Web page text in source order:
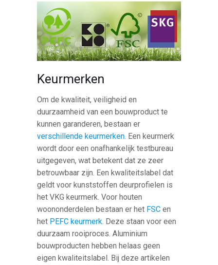
Keurmerken
Om de kwaliteit, veiligheid en
duurzaamheid van een bouwproduct te
kunnen garanderen, bestaan er
verschillende keurmerken. Een keurmerk
wordt door een onafhankelijk testbureau
uitgegeven, wat betekent dat ze zeer
betrouwbaar zijn. Een kwaliteitslabel dat
geldt voor kunststoffen deurprofielen is
het VKG keurmerk. Voor houten
woononderdelen bestaan er het FSC en
het PEFC keurmerk. Deze staan voor een
duurzaam rooiproces. Aluminium
bouwproducten hebben helaas geen
eigen kwaliteitslabel. Bij deze artikelen